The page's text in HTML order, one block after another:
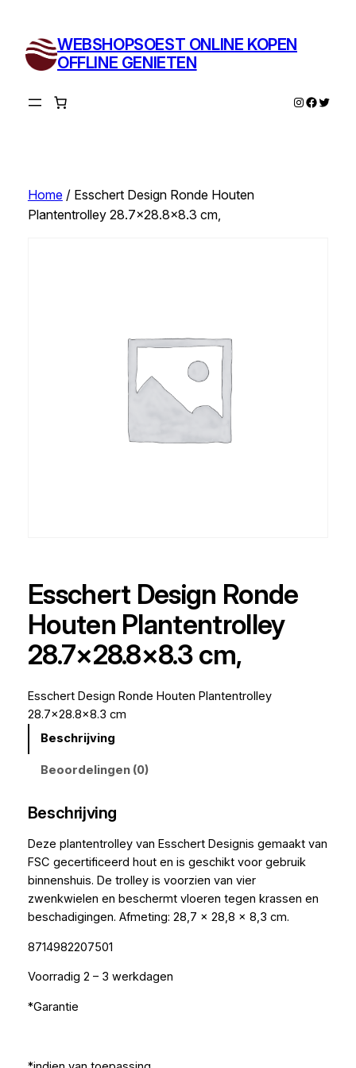
inhoud
WEBSHOPSOEST ONLINE KOPEN
OFFLINE GENIETEN
Instagram
Twitter
Home/ Esschert Design Ronde Houten
Plantentrolley 28.7×28.8×8.3 cm,
Esschert Design Ronde
Houten Plantentrolley
28.7×28.8×8.3 cm,
Esschert Design Ronde Houten Plantentrolley
28.7×28.8×8.3 cm
Beschrijving
Beoordelingen (0)
Beschrijving
Deze plantentrolley van Esschert Designis gemaakt van
FSC gecertificeerd hout en is geschikt voor gebruik
binnenshuis. De trolley is voorzien van vier
zwenkwielen en beschermt vloeren tegen krassen en
beschadigingen. Afmeting: 28,7 x 28,8 x 8,3 cm.
8714982207501
Voorradig 2 – 3 werkdagen
*Garantie